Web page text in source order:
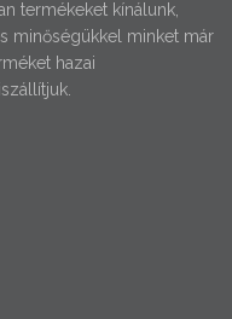
termékeket kínálunk,
minőségükkel minket már
hazai